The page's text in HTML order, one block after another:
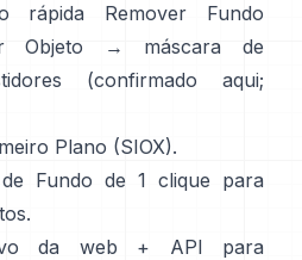
rápida Remover Fundo
Objeto → máscara de
(confirmado aqui;
Plano (SIOX).
Fundo de 1 clique para
da web + API para